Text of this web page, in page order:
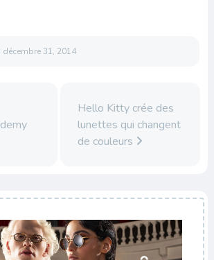
décembre 31, 2014
Hello Kitty crée des
lunettes qui changent
de couleurs